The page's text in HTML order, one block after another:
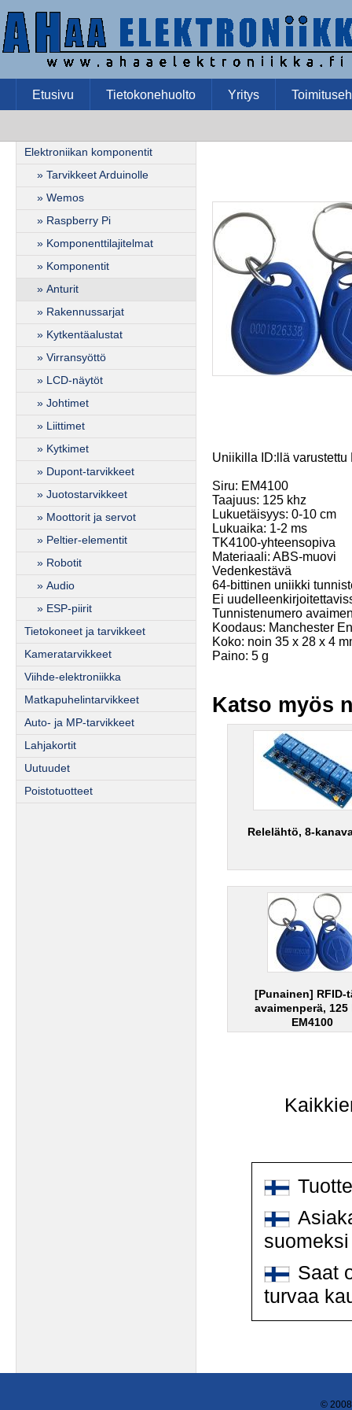
Etusivu Tietokonehuolto Yritys
Elektroniikan komponentit
» Tarvikkeet Arduinolle
» Wemos
» Raspberry Pi
» Komponenttilajitelmat
» Komponentit
» Anturit
» Rakennussarjat
» Kytkentäalustat
» Virransyöttö
» LCD-näytöt
» Johtimet
» Liittimet
» Kytkimet
» Dupont-tarvikkeet
» Juotostarvikkeet
» Moottorit ja servot
» Peltier-elementit
» Robotit
» Audio
» ESP-piirit
Tietokoneet ja tarvikkeet
Kameratarvikkeet
Viihde-elektroniikka
Matkapuhelintarvikkeet
Auto- ja MP-tarvikkeet
Lahjakortit
Uutuudet
Poistotuotteet
Uniikilla ID:llä
Siru: EM4100
Taajuus: 125 khz
Lukuetäisyys: 0-10 cm
Lukuaika: 1-2 ms
TK4100-yhteensopiva
Materiaali: ABS-muovi
Vedenkestävä
64-bittinen uniikki
Ei
Tunnistenumero
Koodaus: Manchester
Koko: noin 35 x 28 x 4
Paino: 5 g
Katso myös
Relelähtö, 8-
[Punainen] RFID-
avaimenperä, 125
EM4100
suomeksi
Saat
turvaa
©